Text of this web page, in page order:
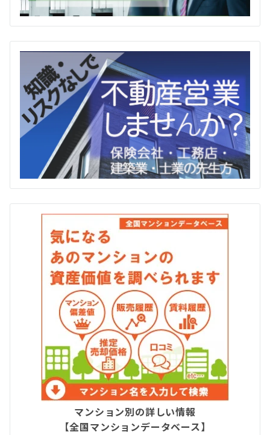
マンション別の詳しい情報
【全国マンションデータベース】